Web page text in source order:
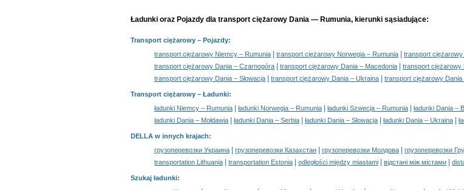
Ładunki oraz Pojazdy dla transport ciężarowy Dania — Rumunia, kierunki sąsiadujące:
Transport ciężarowy – Pojazdy:
transport ciężarowy Niemcy – Rumunia
transport ciężarowy Norwegia – Rumunia transport
transport ciężarowy Dania – Czarnogóra transport ciężarowy Dania – Macedonia transport ciężarowy
transport ciężarowy Dania – Słowacja transport ciężarowy Dania – Ukraina transport ciężarowy Dania
Transport ciężarowy – Ładunki:
ładunki Niemcy – Rumunia
ładunki Norwegia – Rumunia ładunki Szwecja – Rumunia ładunki Dania –
ładunki Dania – Mołdawia ładunki Dania – Serbia ładunki Dania – Słowacja ładunki Dania – Ukraina
DELLA w innych krajach:
грузоперевозки Украина
грузоперевозки Казахстан грузоперевозки Молдова грузоперевозки
transportation Lithuania transportation Estonia odległości między miastami відстані між містами
Szukaj ładunki: